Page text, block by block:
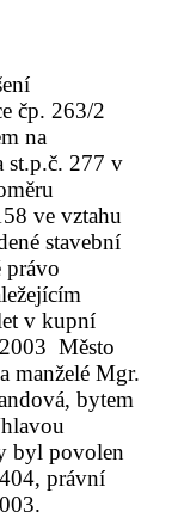
čp. 263/2
na
st.p.č. 277 v
ve vztahu
stavební
právo
v kupní
Město
manželé Mgr.
bytem
byl povolen
právní